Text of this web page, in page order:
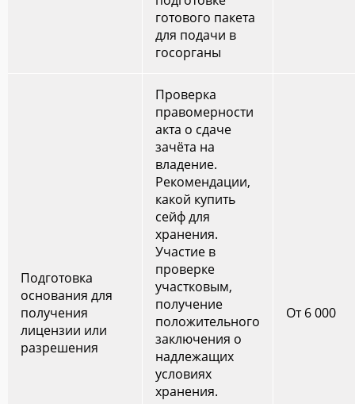
готового пакета
для подачи в
госорганы
Подготовка
основания для
получения
лицензии или
разрешения
Проверка
правомерности
акта о сдаче
зачёта на
владение.
Рекомендации,
какой купить
сейф для
хранения.
Участие в
проверке
участковым,
получение
положительного
заключения о
надлежащих
условиях
хранения.
От 6 000